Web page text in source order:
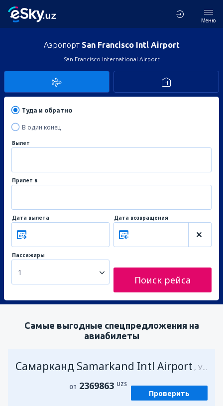
Меню
Аэропорт San Francisco Intl Airport
San Francisco International Airport
Туда и обратно
В один конец
Вылет
Прилет в
Дата вылета Дата возвращения
Пассажиры
1
Поиск рейса
Самые выгодные спецпредложения на
авиабилеты
Самарканд Samarkand Intl Airport Узбекистан
ОТ 2369863 UZS
Проверить